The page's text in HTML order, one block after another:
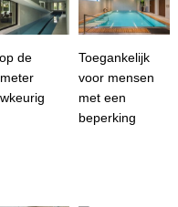
de
Toegankelijk
voor mensen
met een
beperking